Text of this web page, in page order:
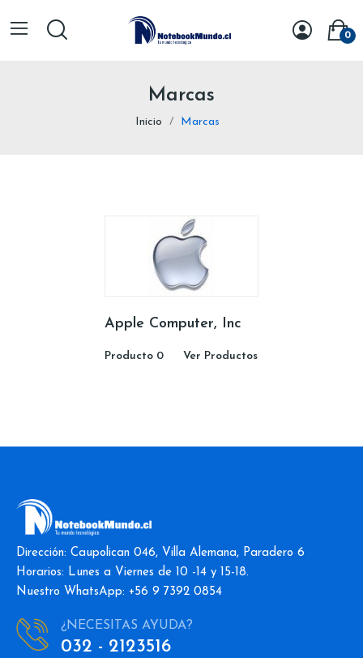
0
Marcas
Inicio Marcas
Apple Computer, Inc
Producto 0 Ver Productos
Dirección: Caupolican 046, Villa Alemana, Paradero 6
Horarios: Lunes a Viernes de 10 -14 y 15-18.
Nuestro WhatsApp: +56 9 7392 0854
¿NECESITAS AYUDA?
032 - 2123516